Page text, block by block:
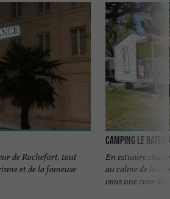
de Rochefort, tout
et de la fameuse
Camping Le Bateau
En estuaire
au calme de la
vous une cure de